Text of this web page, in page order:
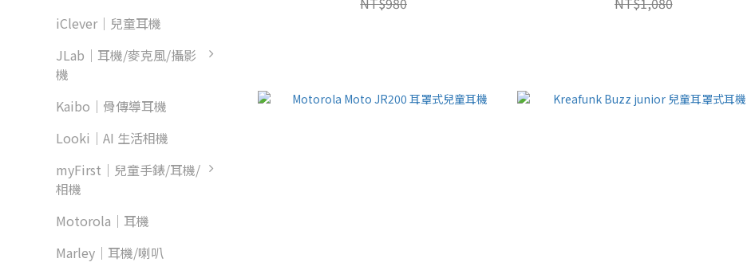
iClever｜兒童耳機
JLab｜耳機/麥克風/攝影
機
Kaibo｜骨傳導耳機
Looki｜AI 生活相機
myFirst｜兒童手錶/耳機/
相機
Motorola｜耳機
Marley｜耳機/喇叭